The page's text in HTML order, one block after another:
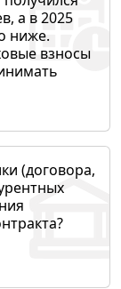
а в 2025
ниже.
взносы
(договора,